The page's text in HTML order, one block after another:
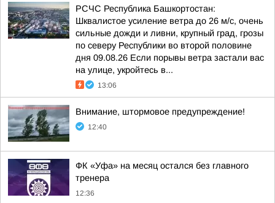
РСЧС Республика Башкортостан:
Шквалистое усиление ветра до 26 м/с, очень
сильные дожди и ливни, крупный град, грозы
по северу Республики во второй половине
дня 09.08.26 Если порывы ветра застали вас
на улице, укройтесь в...
13:06
Внимание, штормовое предупреждение!
12:40
ФК «Уфа» на месяц остался без главного
тренера
12:36